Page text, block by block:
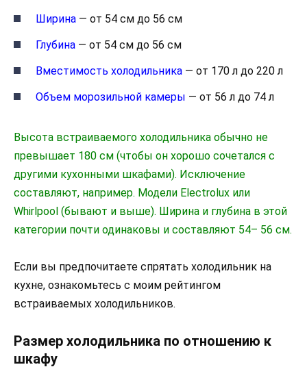
Ширина — от 54 см до 56 см
Глубина — от 54 см до 56 см
Вместимость холодильника — от 170 л до 220 л
Объем морозильной камеры — от 56 л до 74 л
Высота встраиваемого холодильника обычно не
превышает 180 см (чтобы он хорошо сочетался с
другими кухонными шкафами). Исключение
составляют, например. Модели Electrolux или
Whirlpool (бывают и выше). Ширина и глубина в этой
категории почти одинаковы и составляют 54– 56 см.
Если вы предпочитаете спрятать холодильник на
кухне, ознакомьтесь с моим рейтингом
встраиваемых холодильников.
Размер холодильника по отношению к
шкафу